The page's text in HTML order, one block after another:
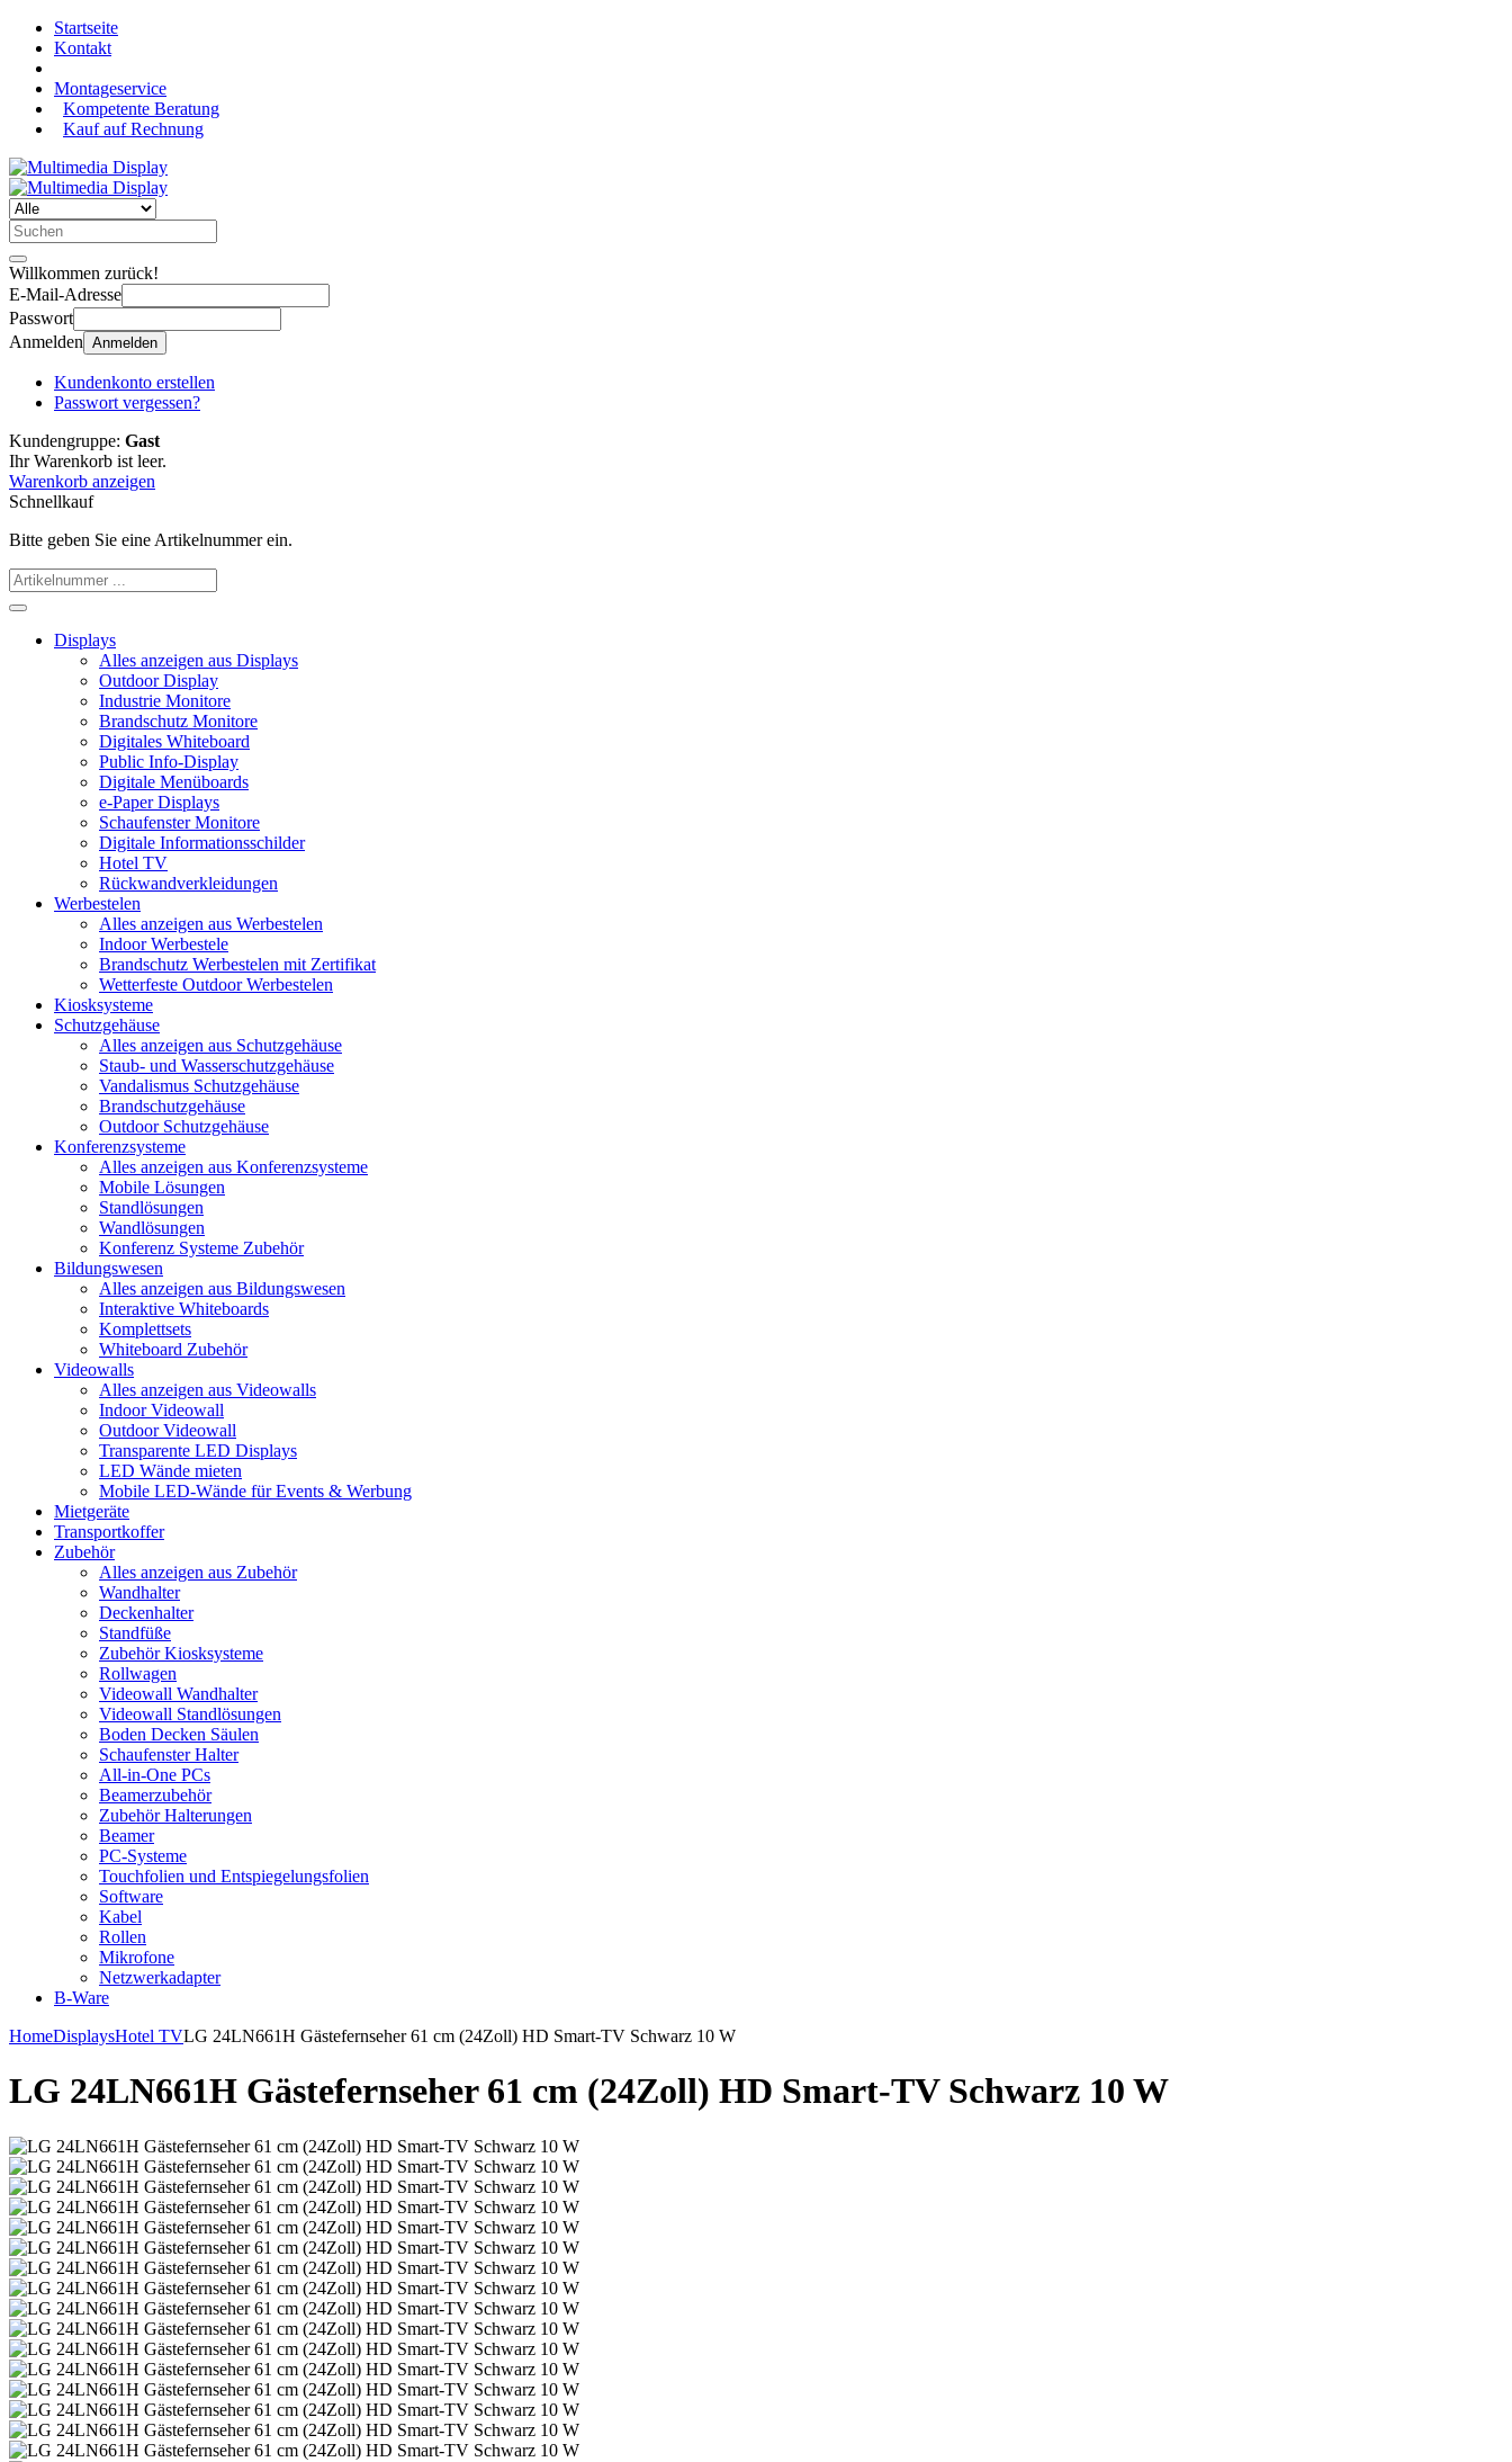
Startseite
Kontakt
Montageservice
Kompetente Beratung
Kauf auf Rechnung
Willkommen zurück!
E-Mail-Adresse
Passwort
Anmelden Anmelden
Kundenkonto erstellen
Passwort vergessen?
Kundengruppe: Gast
Ihr Warenkorb ist leer.
Warenkorb anzeigen
Schnellkauf
Bitte geben Sie eine Artikelnummer ein.
Displays
Alles anzeigen aus Displays
Outdoor Display
Industrie Monitore
Brandschutz Monitore
Digitales Whiteboard
Public Info-Display
Digitale Menüboards
e-Paper Displays
Schaufenster Monitore
Digitale Informationsschilder
Hotel TV
Rückwandverkleidungen
Werbestelen
Alles anzeigen aus Werbestelen
Indoor Werbestele
Brandschutz Werbestelen mit Zertifikat
Wetterfeste Outdoor Werbestelen
Kiosksysteme
Schutzgehäuse
Alles anzeigen aus Schutzgehäuse
Staub- und Wasserschutzgehäuse
Vandalismus Schutzgehäuse
Brandschutzgehäuse
Outdoor Schutzgehäuse
Konferenzsysteme
Alles anzeigen aus Konferenzsysteme
Mobile Lösungen
Standlösungen
Wandlösungen
Konferenz Systeme Zubehör
Bildungswesen
Alles anzeigen aus Bildungswesen
Interaktive Whiteboards
Komplettsets
Whiteboard Zubehör
Videowalls
Alles anzeigen aus Videowalls
Indoor Videowall
Outdoor Videowall
Transparente LED Displays
LED Wände mieten
Mobile LED-Wände für Events & Werbung
Mietgeräte
Transportkoffer
Zubehör
Alles anzeigen aus Zubehör
Wandhalter
Deckenhalter
Standfüße
Zubehör Kiosksysteme
Rollwagen
Videowall Wandhalter
Videowall Standlösungen
Boden Decken Säulen
Schaufenster Halter
All-in-One PCs
Beamerzubehör
Zubehör Halterungen
Beamer
PC-Systeme
Touchfolien und Entspiegelungsfolien
Software
Kabel
Rollen
Mikrofone
Netzwerkadapter
B-Ware
HomeDisplaysHotel TVLG 24LN661H Gästefernseher 61 cm (24Zoll) HD Smart-TV Schwarz 10 W
LG 24LN661H Gästefernseher 61 cm (24Zoll) HD Smart-TV Schwarz 10 W